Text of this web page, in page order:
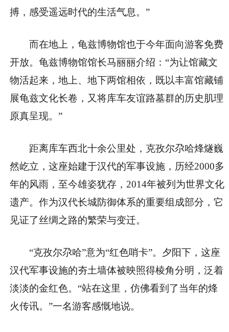
搏，感受遥远时代的生活气息。”
而在地上，龟兹博物馆也于今年面向游客免费
开放。龟兹博物馆馆长马丽丽介绍：“为让馆藏文
物活起来，地上、地下两馆相依，既以丰富馆藏铺
展龟兹文化长卷，又将库车友谊路墓群的历史肌理
原真呈现。”
距离库车西北十余公里处，克孜尔尕哈烽燧巍
然屹立，这座始建于汉代的军事设施，历经2000多
年的风雨，至今雄姿犹存，2014年被列为世界文化
遗产。作为汉代长城防御体系的重要组成部分，它
见证了丝绸之路的繁荣与变迁。
“克孜尔尕哈”意为“红色哨卡”。夕阳下，这座
汉代军事设施的夯土墙体被映照得棱角分明，泛着
淡淡的金红色。“站在这里，仿佛看到了当年的烽
火传讯。”一名游客感慨地说。